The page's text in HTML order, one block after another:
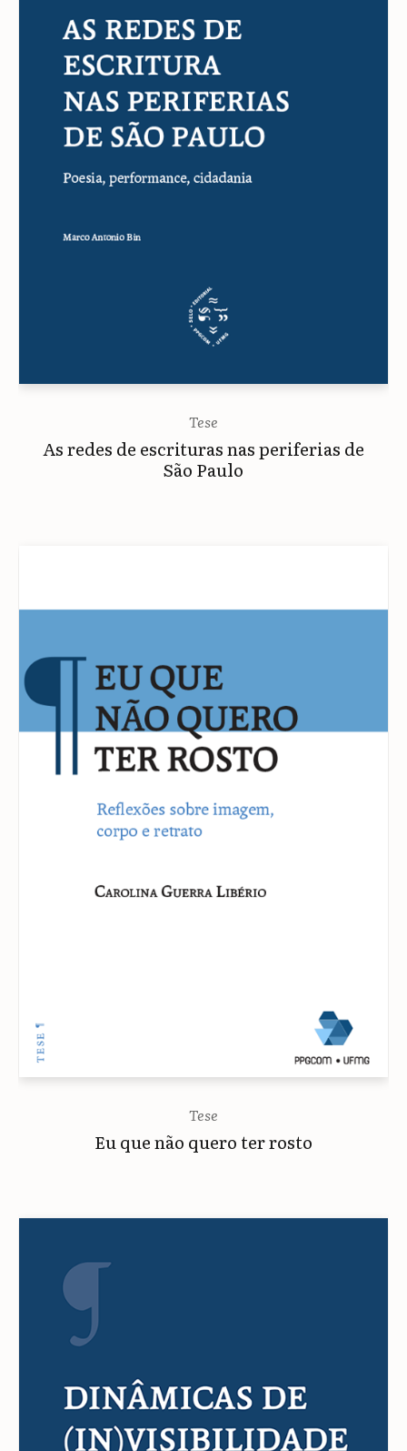
Tese
As redes de escrituras nas periferias de
São Paulo
Tese
Eu que não quero ter rosto